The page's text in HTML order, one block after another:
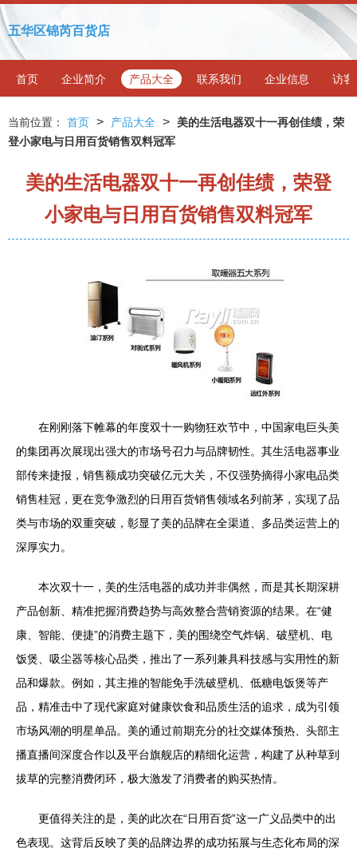
五华区锦芮百货店
首页 企业简介 产品大全 联系我们 企业信息 访客
当前位置： 首页 > 产品大全 > 美的生活电器双十一再创佳绩，荣
登小家电与日用百货销售双料冠军
美的生活电器双十一再创佳绩，荣登
小家电与日用百货销售双料冠军
在刚刚落下帷幕的年度双十一购物狂欢节中，中国家电巨头美
的集团再次展现出强大的市场号召力与品牌韧性。其生活电器事业
部传来捷报，销售额成功突破亿元大关，不仅强势摘得小家电品类
销售桂冠，更在竞争激烈的日用百货销售领域名列前茅，实现了品
类与市场的双重突破，彰显了美的品牌在全渠道、多品类运营上的
深厚实力。
本次双十一，美的生活电器的成功并非偶然，而是其长期深耕
产品创新、精准把握消费趋势与高效整合营销资源的结果。在“健
康、智能、便捷”的消费主题下，美的围绕空气炸锅、破壁机、电
饭煲、吸尘器等核心品类，推出了一系列兼具科技感与实用性的新
品和爆款。例如，其主推的智能免手洗破壁机、低糖电饭煲等产
品，精准击中了现代家庭对健康饮食和品质生活的追求，成为引领
市场风潮的明星单品。美的通过前期充分的社交媒体预热、头部主
播直播间深度合作以及平台旗舰店的精细化运营，构建了从种草到
拔草的完整消费闭环，极大激发了消费者的购买热情。
更值得关注的是，美的此次在“日用百货”这一广义品类中的出
色表现。这背后反映了美的品牌边界的成功拓展与生态化布局的深